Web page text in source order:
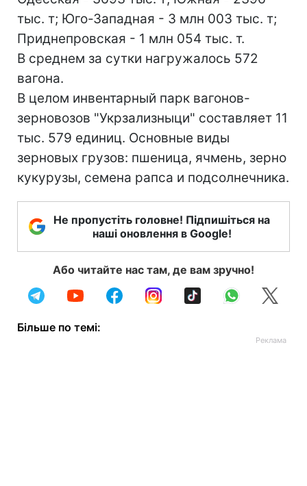
тыс. т; Юго-Западная - 3 млн 003 тыс. т;
Приднепровская - 1 млн 054 тыс. т.
В среднем за сутки нагружалось 572
вагона.
В целом инвентарный парк вагонов-
зерновозов "Укрзализныци" составляет 11
тыс. 579 единиц. Основные виды
зерновых грузов: пшеница, ячмень, зерно
кукурузы, семена рапса и подсолнечника.
Не пропустіть головне! Підпишіться на
наші оновлення в Google!
Або читайте нас там, де вам зручно!
Більше по темі: